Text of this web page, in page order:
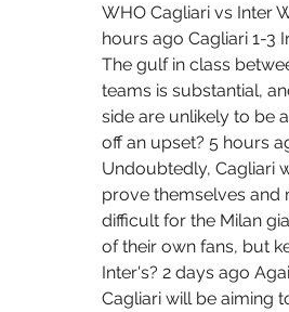
WHO Cagliari vs Inter
hours ago Cagliari 1-3
The gulf in class
teams is substantial,
side are unlikely to be
off an upset? 5 hours
Undoubtedly, Cagliari
prove themselves and
difficult for the Milan
of their own fans, but
Inter's? 2 days ago
Cagliari will be aiming